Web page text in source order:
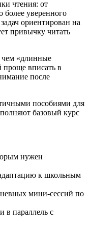
чтения: от
более уверенного
ориентирован на
привычку читать
чем «длинные
проще вписать в
после
пособиями для
базовый курс
нужен
к школьным
мини-сессий по
в параллель с